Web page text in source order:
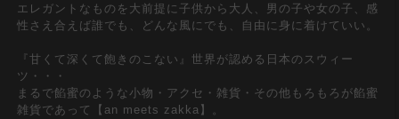
エレガントなものを大前提に子供から大人、男の子や女の子、感
性さえ合えば誰でも、どんな風にでも、自由に身に着けていい。
『甘くて深くて飽きのこない』世界が認める日本のスウィー
ツ・・・
まるで餡蜜のような小物・アクセ・雑貨・その他もろもろが餡蜜
雑貨であって【an meets zakka】。